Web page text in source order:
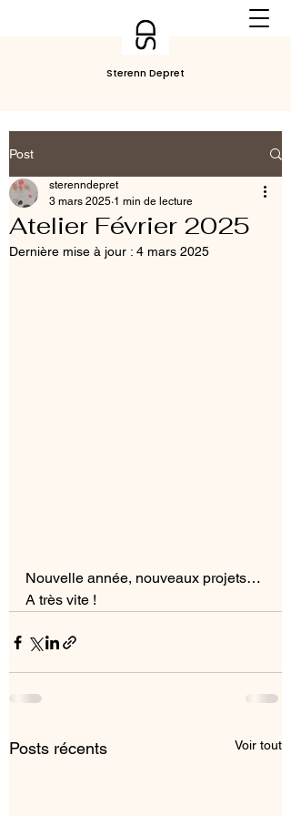
Sterenn Depret
Post
Atelier Février 2025
sterenndepret
3 mars 2025 1 min de lecture
Dernière mise à jour : 4 mars 2025
Nouvelle année, nouveaux projets…
A très vite !
Posts récents Voir tout